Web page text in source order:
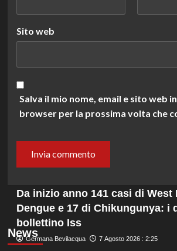
Sito web
Salva il mio nome, email e sito web
browser per la prossima volta che
News
Da inizio anno 141 casi di West
Dengue e 17 di Chikungunya: i
bollettino Iss
Germana Bevilacqua 7 Agosto 2026 : 2:25